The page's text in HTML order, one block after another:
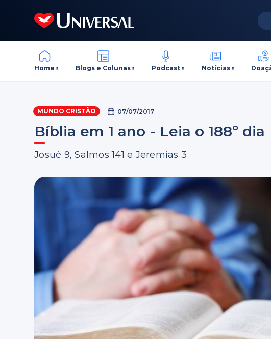
Home Blogs e Colunas Podcast Notícias
MUNDO CRISTÃO 07/07/2017
Bíblia em 1 ano - Leia o 188º dia
Josué 9, Salmos 141 e Jeremias 3